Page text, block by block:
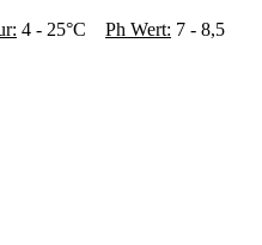
4 - 25°C Ph Wert: 7 - 8,5